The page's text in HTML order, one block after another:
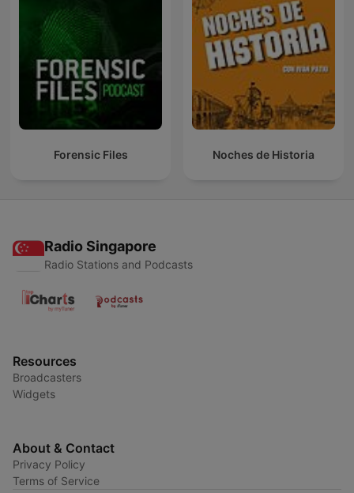
Forensic Files Noches de Historia
Radio Singapore
Radio Stations and Podcasts
Resources
Broadcasters
Widgets
About & Contact
Privacy Policy
Terms of Service